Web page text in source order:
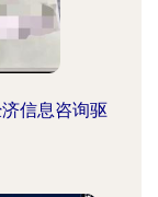
信息咨询驱